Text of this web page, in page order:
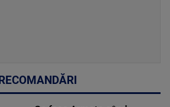
RECOMANDĂRI